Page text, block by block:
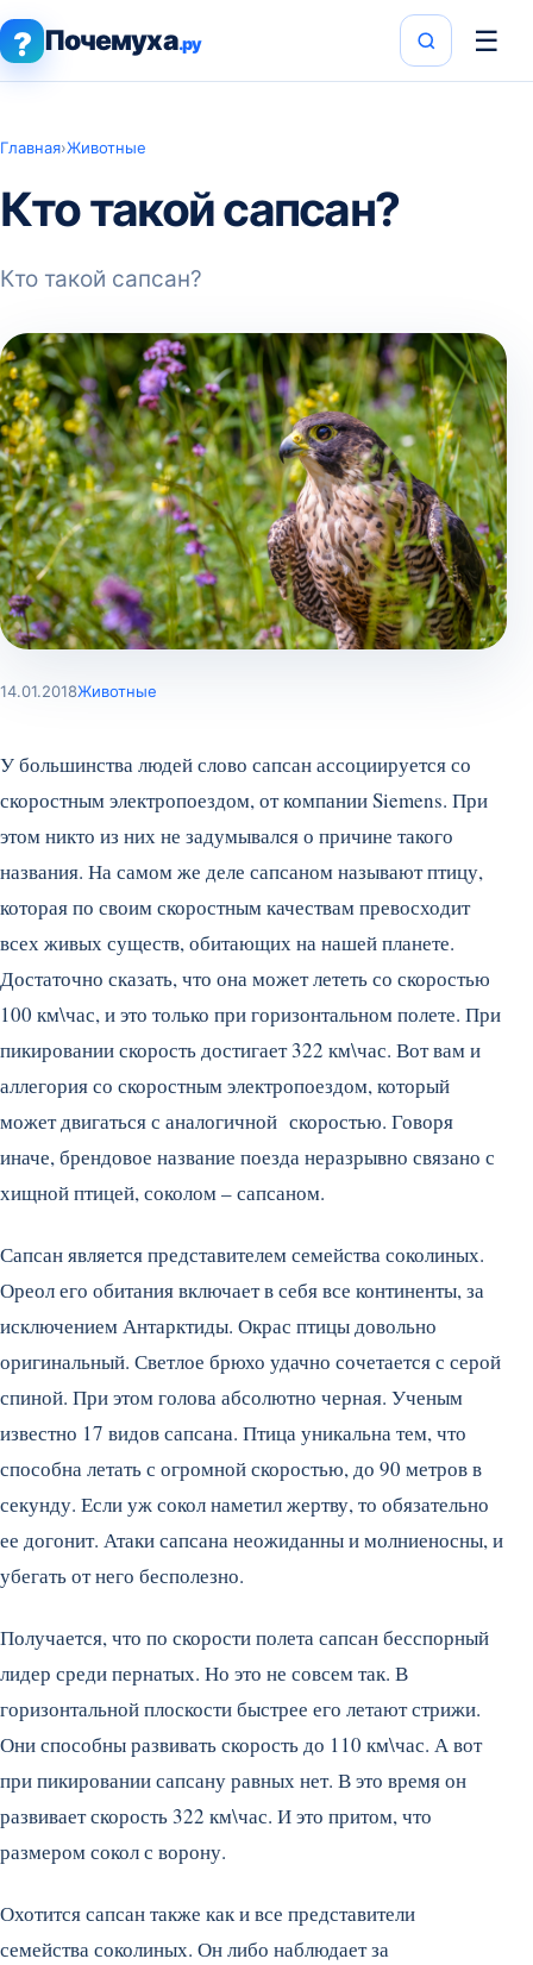
? Почемуха.ру ☰
Главная›Животные
Кто такой сапсан?
Кто такой сапсан?
14.01.2018Животные
У большинства людей слово сапсан ассоциируется со
скоростным электропоездом, от компании Siemens. При
этом никто из них не задумывался о причине такого
названия. На самом же деле сапсаном называют птицу,
которая по своим скоростным качествам превосходит
всех живых существ, обитающих на нашей планете.
Достаточно сказать, что она может лететь со скоростью
100 км\час, и это только при горизонтальном полете. При
пикировании скорость достигает 322 км\час. Вот вам и
аллегория со скоростным электропоездом, который
может двигаться с аналогичной скоростью. Говоря
иначе, брендовое название поезда неразрывно связано с
хищной птицей, соколом – сапсаном.
Сапсан является представителем семейства соколиных.
Ореол его обитания включает в себя все континенты, за
исключением Антарктиды. Окрас птицы довольно
оригинальный. Светлое брюхо удачно сочетается с серой
спиной. При этом голова абсолютно черная. Ученым
известно 17 видов сапсана. Птица уникальна тем, что
способна летать с огромной скоростью, до 90 метров в
секунду. Если уж сокол наметил жертву, то обязательно
ее догонит. Атаки сапсана неожиданны и молниеносны, и
убегать от него бесполезно.
Получается, что по скорости полета сапсан бесспорный
лидер среди пернатых. Но это не совсем так. В
горизонтальной плоскости быстрее его летают стрижи.
Они способны развивать скорость до 110 км\час. А вот
при пикировании сапсану равных нет. В это время он
развивает скорость 322 км\час. И это притом, что
размером сокол с ворону.
Охотится сапсан также как и все представители
семейства соколиных. Он либо наблюдает за